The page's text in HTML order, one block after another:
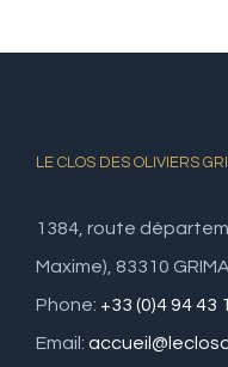
LE CLOS DES OLIVIERS
1384, route
Maxime), 83310
Phone: +33 (0)4 94 43
Email: